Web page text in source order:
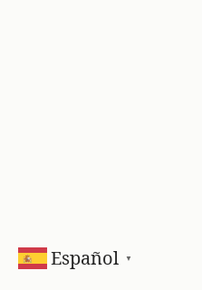
Español ▼